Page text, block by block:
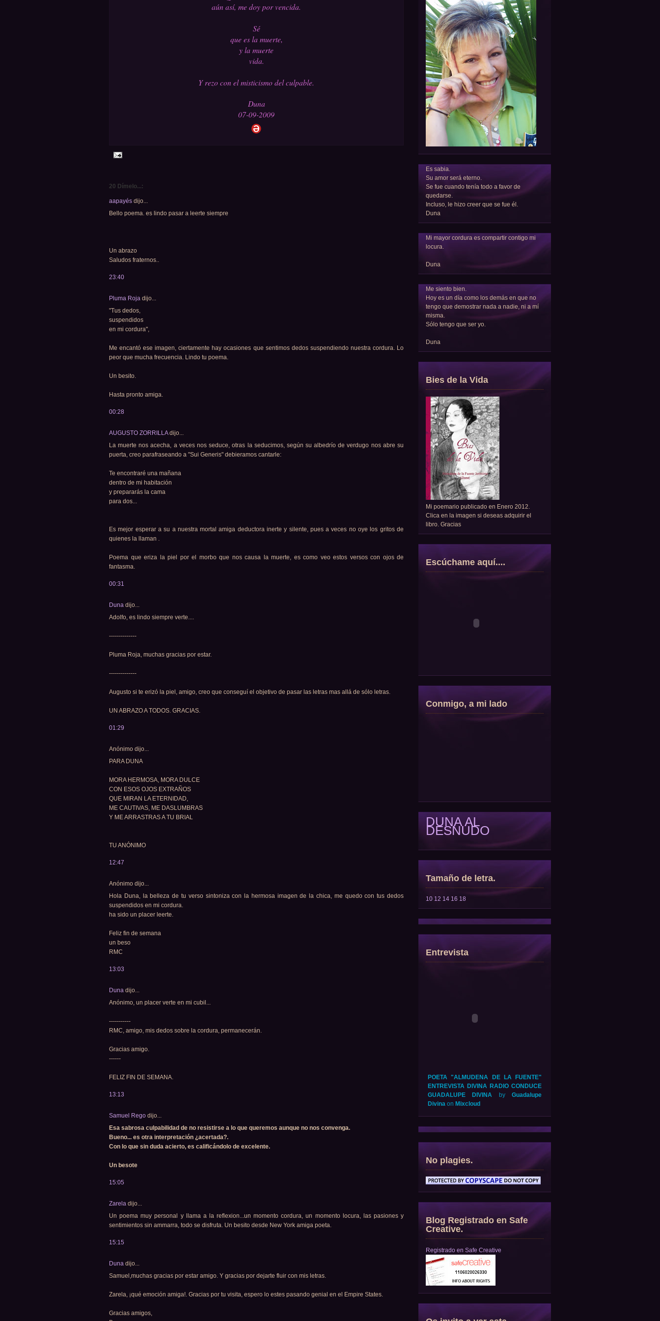
aún así, me doy por vencida.
Sé
que es la muerte,
y la muerte
vida.
Y rezo con el misticismo del culpable.
Duna
07-09-2009
20 Dímelo...:
aapayés dijo...
Bello poema. es lindo pasar a leerte siempre
Un abrazo
Saludos fraternos..
23:40
Pluma Roja dijo...
"Tus dedos,
suspendidos
en mi cordura",
Me encantó ese imagen, ciertamente hay ocasiones que sentimos dedos suspendiendo nuestra cordura. Lo
peor que mucha frecuencia. Lindo tu poema.
Un besito.
Hasta pronto amiga.
00:28
AUGUSTO ZORRILLAdijo...
La muerte nos acecha, a veces nos seduce, otras la seducimos, según su albedrío de verdugo nos abre su
puerta, creo parafraseando a "Sui Generis" debieramos cantarle:
Te encontraré una mañana
dentro de mi habitación
y prepararás la cama
para dos...
Es mejor esperar a su a nuestra mortal amiga deductora inerte y silente, pues a veces no oye los gritos de
quienes la llaman .
Poema que eriza la piel por el morbo que nos causa la muerte, es como veo estos versos con ojos de
fantasma.
00:31
Duna dijo...
Adolfo, es lindo siempre verte....
--------------
Pluma Roja, muchas gracias por estar.
--------------
Augusto si te erizó la piel, amigo, creo que conseguí el objetivo de pasar las letras mas allá de sólo letras.
UN ABRAZO A TODOS. GRACIAS.
01:29
Anónimo dijo...
PARA DUNA
MORA HERMOSA, MORA DULCE
CON ESOS OJOS EXTRAÑOS
QUE MIRAN LA ETERNIDAD,
ME CAUTIVAS, ME DASLUMBRAS
Y ME ARRASTRAS A TU BRIAL
TU ANÓNIMO
12:47
Anónimo dijo...
Hola Duna, la belleza de tu verso sintoniza con la hermosa imagen de la chica, me quedo con tus dedos
suspendidos en mi cordura.
ha sido un placer leerte.
Feliz fin de semana
un beso
RMC
13:03
Duna dijo...
Anónimo, un placer verte en mi cubil...
-----------
RMC, amigo, mis dedos sobre la cordura, permanecerán.
Gracias amigo.
------
FELIZ FIN DE SEMANA.
13:13
Samuel Rego dijo...
Esa sabrosa culpabilidad de no resistirse a lo que queremos aunque no nos convenga.
Bueno... es otra interpretación ¿acertada?.
Con lo que sin duda acierto, es calificándolo de excelente.
Un besote
15:05
Zarela dijo...
Un poema muy personal y llama a la reflexion...un momento cordura, un momento locura, las pasiones y
sentimientos sin ammarra, todo se disfruta. Un besito desde New York amiga poeta.
15:15
Duna dijo...
Samuel,muchas gracias por estar amigo. Y gracias por dejarte fluir con mis letras.
Zarela, ¡qué emoción amiga!. Gracias por tu visita, espero lo estes pasando genial en el Empire States.
Gracias amigos,
Es sabia.
Su amor será eterno.
Se fue cuando tenía todo a favor de
quedarse.
Incluso, le hizo creer que se fue él.
Duna
Mi mayor cordura es compartir contigo mi
locura.
Duna
Me siento bien.
Hoy es un día como los demás en que no
tengo que demostrar nada a nadie, ni a mí
misma.
Sólo tengo que ser yo.
Duna
Bies de la Vida
Mi poemario publicado en Enero 2012.
Clica en la imagen si deseas adquirir el
libro. Gracias
Escúchame aquí....
Conmigo, a mi lado
DUNA AL
DESNUDO
Tamaño de letra.
10 12 14 16 18
Entrevista
POETA "ALMUDENA DE LA FUENTE"
ENTREVISTA DIVINA RADIO CONDUCE
GUADALUPE DIVINA byGuadalupe
Divina on Mixcloud
No plagies.
Blog Registrado en Safe
Creative.
Registrado en Safe Creative